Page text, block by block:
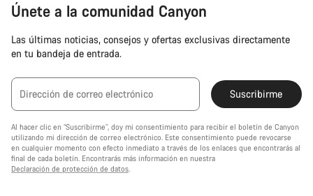
Únete a la comunidad Canyon
Las últimas noticias, consejos y ofertas exclusivas directamente
en tu bandeja de entrada.
Dirección de correo electrónico Suscribirme
Al hacer clic en “Suscribirme”, doy mi consentimiento para recibir el boletín de Canyon
utilizando mi dirección de correo electrónico. Este consentimiento puede revocarse
en cualquier momento con efecto inmediato a través de los enlaces que encontrarás al
final de cada boletín. Encontrarás más información en nuestra
Declaración de protección de datos.